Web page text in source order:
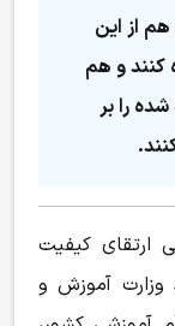
از این
کنند و هم
را بر
ارتقای کیفیت
وزارت آموزش و